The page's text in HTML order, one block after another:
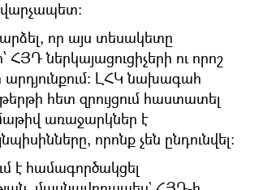
որ այս տեսակետը
ներկայացուցիչերի ու որոշ
արդյունքում: ԼՀԿ նախագահ
հետ զրույցում հաստատել
առաջարկներ է
որոնք չեն ընդունվել։
է համագործակցել